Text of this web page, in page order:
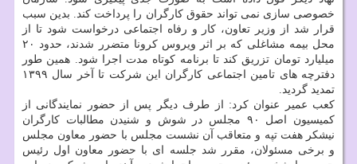
خصوصی سازی نمی تواند حقوق کارگران را پرداخت کند. بدین سبب
قرار شد از وزیر تعاون، کار و رفاه اجتماعی درخواست شود تا از
محل بیمه مشاغلی که بر اثر ویروس کرونا متضرر شدند، حدود ۲۰
میلیارد تومان تزریق کند تا برنامه کوتاه مدت اجرا شود. همین طور
دفترچه های تامین اجتماعی کارگران این شرکت تا آخر سال ۱۳۹۹
تمدید گردید.
کعب عمیر عنوان کرد: از طرف دیگر پس از حضور نمایندگانی از
کمیسیون اصل ۹۰ مجلس در شوش و شنیدن مطالبات کارگران
نیشکر هفت تپه و متعاقب آن نشست مجلس با حضور معاون مجلس
و برخی مسئولان، مقرر شد جلسه ای با حضور معاون اول رئیس